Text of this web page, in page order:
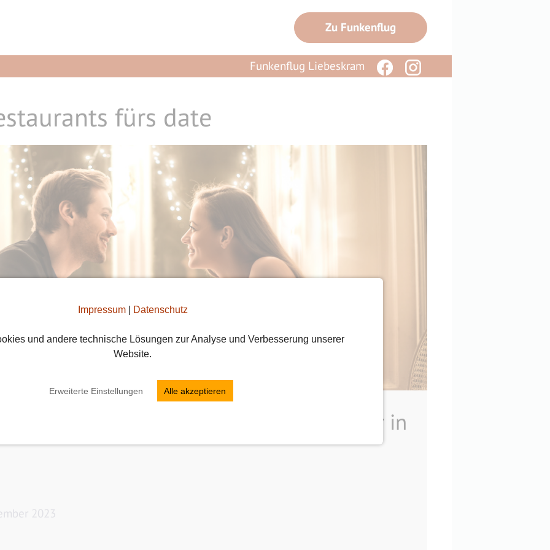
Impressum| Datenschutz
und andere technische Lösungen zur Analyse und Verbesserung unserer
Website.
Erweiterte Einstellungen Alle akzeptieren
Zu Funkenflug
Funkenflug Liebeskram
fürs date
Restaurants für ein romantisches Dinner in
2023